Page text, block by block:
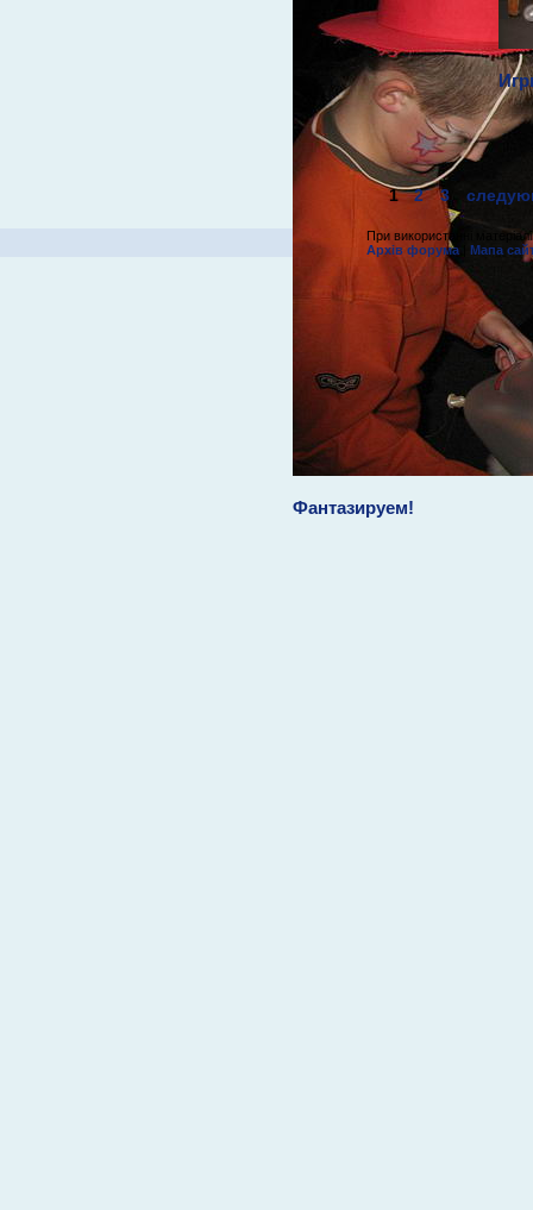
Удивлённый малыш
Фантазируем!
1 2 3
При використанні
Архів форума| Мапа